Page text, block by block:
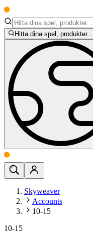
Hitta dina spel, produkter...
Skyweaver
Accounts
10-15
10-15